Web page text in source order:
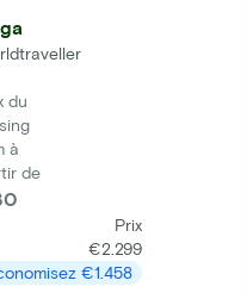
du
à
de
Prix
€2.299
€1.458